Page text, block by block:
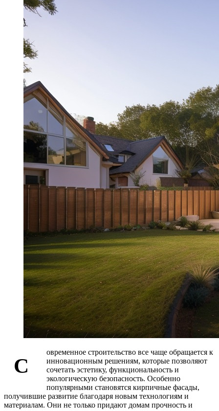
С
овременное строительство все чаще обращается к
инновационным решениям, которые позволяют
сочетать эстетику, функциональность и
экологическую безопасность. Особенно
популярными становятся кирпичные фасады,
получившие развитие благодаря новым технологиям и
материалам. Они не только придают домам прочность и